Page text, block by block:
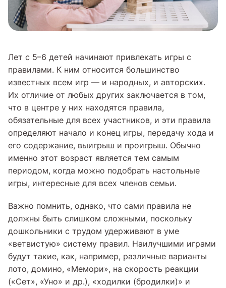
Лет с 5–6 детей начинают привлекать игры с
правилами. К ним относится большинство
известных всем игр — и народных, и авторских.
Их отличие от любых других заключается в том,
что в центре у них находятся правила,
обязательные для всех участников, и эти правила
определяют начало и конец игры, передачу хода и
его содержание, выигрыш и проигрыш. Обычно
именно этот возраст является тем самым
периодом, когда можно подобрать настольные
игры, интересные для всех членов семьи.
Важно помнить, однако, что сами правила не
должны быть слишком сложными, поскольку
дошкольники с трудом удерживают в уме
«ветвистую» систему правил. Наилучшими играми
будут такие, как, например, различные варианты
лото, домино, «Мемори», на скорость реакции
(«Сет», «Уно» и др.), «ходилки (бродилки)» и